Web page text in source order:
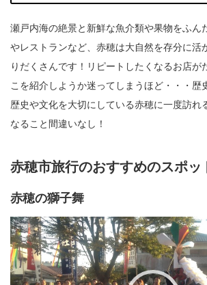
瀬戸内海の絶景と新鮮な魚介類や果物をふん
やレストランなど、赤穂は大自然を存分に活
りだくさんです！リピートしたくなるお店が
こを紹介しようか迷ってしまうほど・・・歴
歴史や文化を大切にしている赤穂に一度訪れ
なること間違いなし！
赤穂市旅行のおすすめのスポッ
赤穂の獅子舞
動
画
プ
レ
ー
ヤ
ー